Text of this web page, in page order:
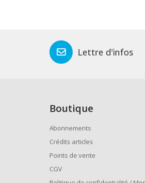
Lettre d'infos
Boutique
Abonnements
Crédits articles
Points de vente
CGV